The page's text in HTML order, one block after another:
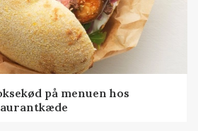
på menuen hos